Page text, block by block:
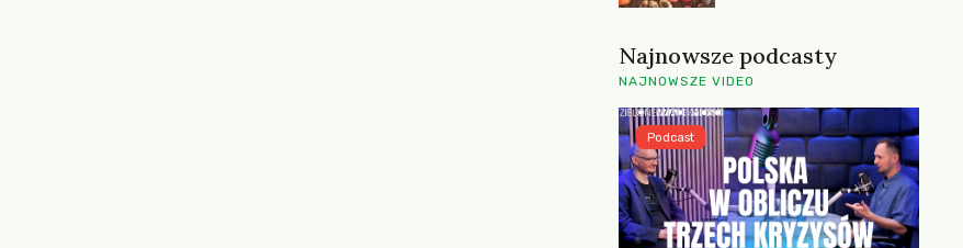
Najnowsze podcasty
NAJNOWSZE VIDEO
Podcast